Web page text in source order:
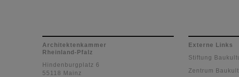
Architektenkammer
Rheinland-Pfalz
Hindenburgplatz 6
55118 Mainz
Externe Links
Stiftung
Zentrum